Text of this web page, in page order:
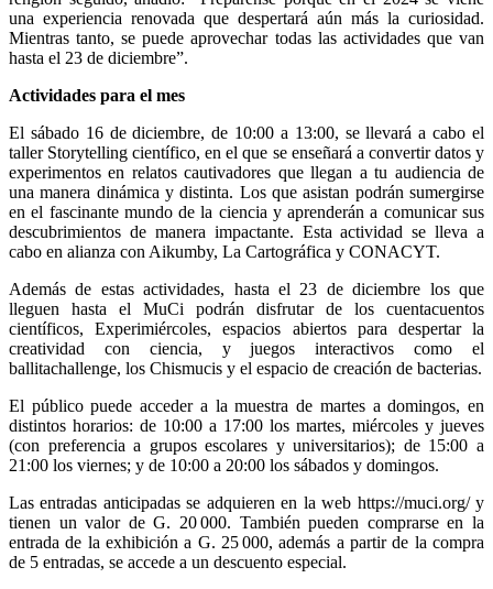
una experiencia renovada que despertará aún más la curiosidad.
Mientras tanto, se puede aprovechar todas las actividades que van
hasta el 23 de diciembre”.
Actividades para el mes
El sábado 16 de diciembre, de 10:00 a 13:00, se llevará a cabo el
taller Storytelling científico, en el que se enseñará a convertir datos y
experimentos en relatos cautivadores que llegan a tu audiencia de
una manera dinámica y distinta. Los que asistan podrán sumergirse
en el fascinante mundo de la ciencia y aprenderán a comunicar sus
descubrimientos de manera impactante. Esta actividad se lleva a
cabo en alianza con Aikumby, La Cartográfica y CONACYT.
Además de estas actividades, hasta el 23 de diciembre los que
lleguen hasta el MuCi podrán disfrutar de los cuentacuentos
científicos, Experimiércoles, espacios abiertos para despertar la
creatividad con ciencia, y juegos interactivos como el
ballitachallenge, los Chismucis y el espacio de creación de bacterias.
El público puede acceder a la muestra de martes a domingos, en
distintos horarios: de 10:00 a 17:00 los martes, miércoles y jueves
(con preferencia a grupos escolares y universitarios); de 15:00 a
21:00 los viernes; y de 10:00 a 20:00 los sábados y domingos.
Las entradas anticipadas se adquieren en la web https://muci.org/ y
tienen un valor de G. 20 000. También pueden comprarse en la
entrada de la exhibición a G. 25 000, además a partir de la compra
de 5 entradas, se accede a un descuento especial.